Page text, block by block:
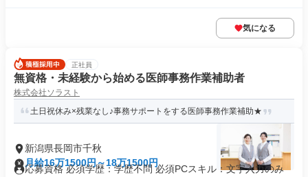
気になる
正社員
無資格・未経験から始める医師事務作業補助者
株式会社ソラスト
土日祝休み×残業なし♪事務サポートをする医師事務作業補助★
新潟県長岡市千秋
月給16万1500円～18万1500円
応募資格 必須学歴：学歴不問 必須PCスキル：文字入力のみ